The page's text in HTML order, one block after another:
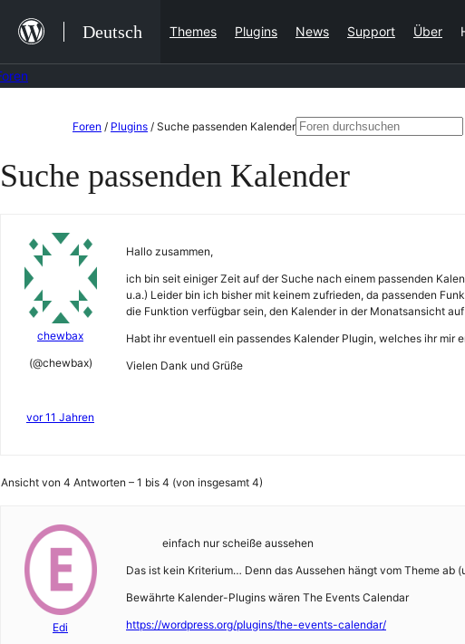
Inhalt
springen
Deutsch Themes Plugins News Support Über
springen
Foren / Plugins / Suche passenden KalenderSuchen
Suche passenden Kalender
chewbax
(@chewbax)
vor 11 Jahren
Hallo zusammen,
ich bin seit einiger Zeit auf der Suche nach einem passenden
u.a.) Leider bin ich bisher mit keinem zufrieden, da passenden
die Funktion verfügbar sein, den Kalender in der Monatsansicht
Habt ihr eventuell ein passendes Kalender Plugin, welches ihr mir
Vielen Dank und Grüße
Ansicht von 4 Antworten – 1 bis 4 (von insgesamt 4)
Edi
einfach nur scheiße aussehen
Das ist kein Kriterium… Denn das Aussehen hängt vom Theme ab
Bewährte Kalender-Plugins wären The Events Calendar
https://wordpress.org/plugins/the-events-calendar/